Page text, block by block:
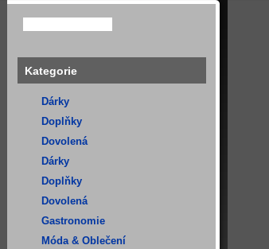
Kategorie
Dárky
Doplňky
Dovolená
Dárky
Doplňky
Dovolená
Gastronomie
Móda & Oblečení